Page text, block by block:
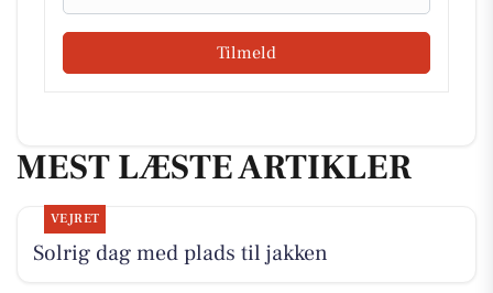
Tilmeld
MEST LÆSTE ARTIKLER
VEJRET
Solrig dag med plads til jakken